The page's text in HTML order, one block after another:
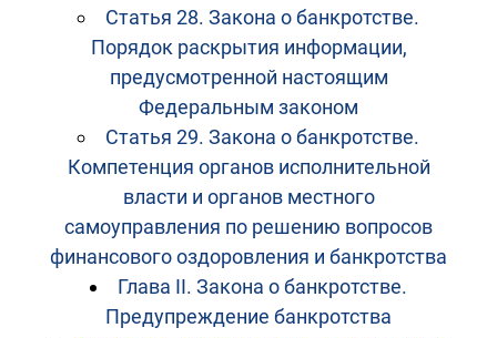
Статья 28. Закона о банкротстве.
Порядок раскрытия информации,
предусмотренной настоящим
Федеральным законом
Статья 29. Закона о банкротстве.
Компетенция органов исполнительной
власти и органов местного
самоуправления по решению вопросов
финансового оздоровления и банкротства
Глава II. Закона о банкротстве.
Предупреждение банкротства